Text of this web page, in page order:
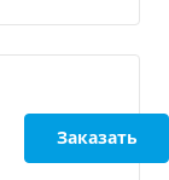
Заказать